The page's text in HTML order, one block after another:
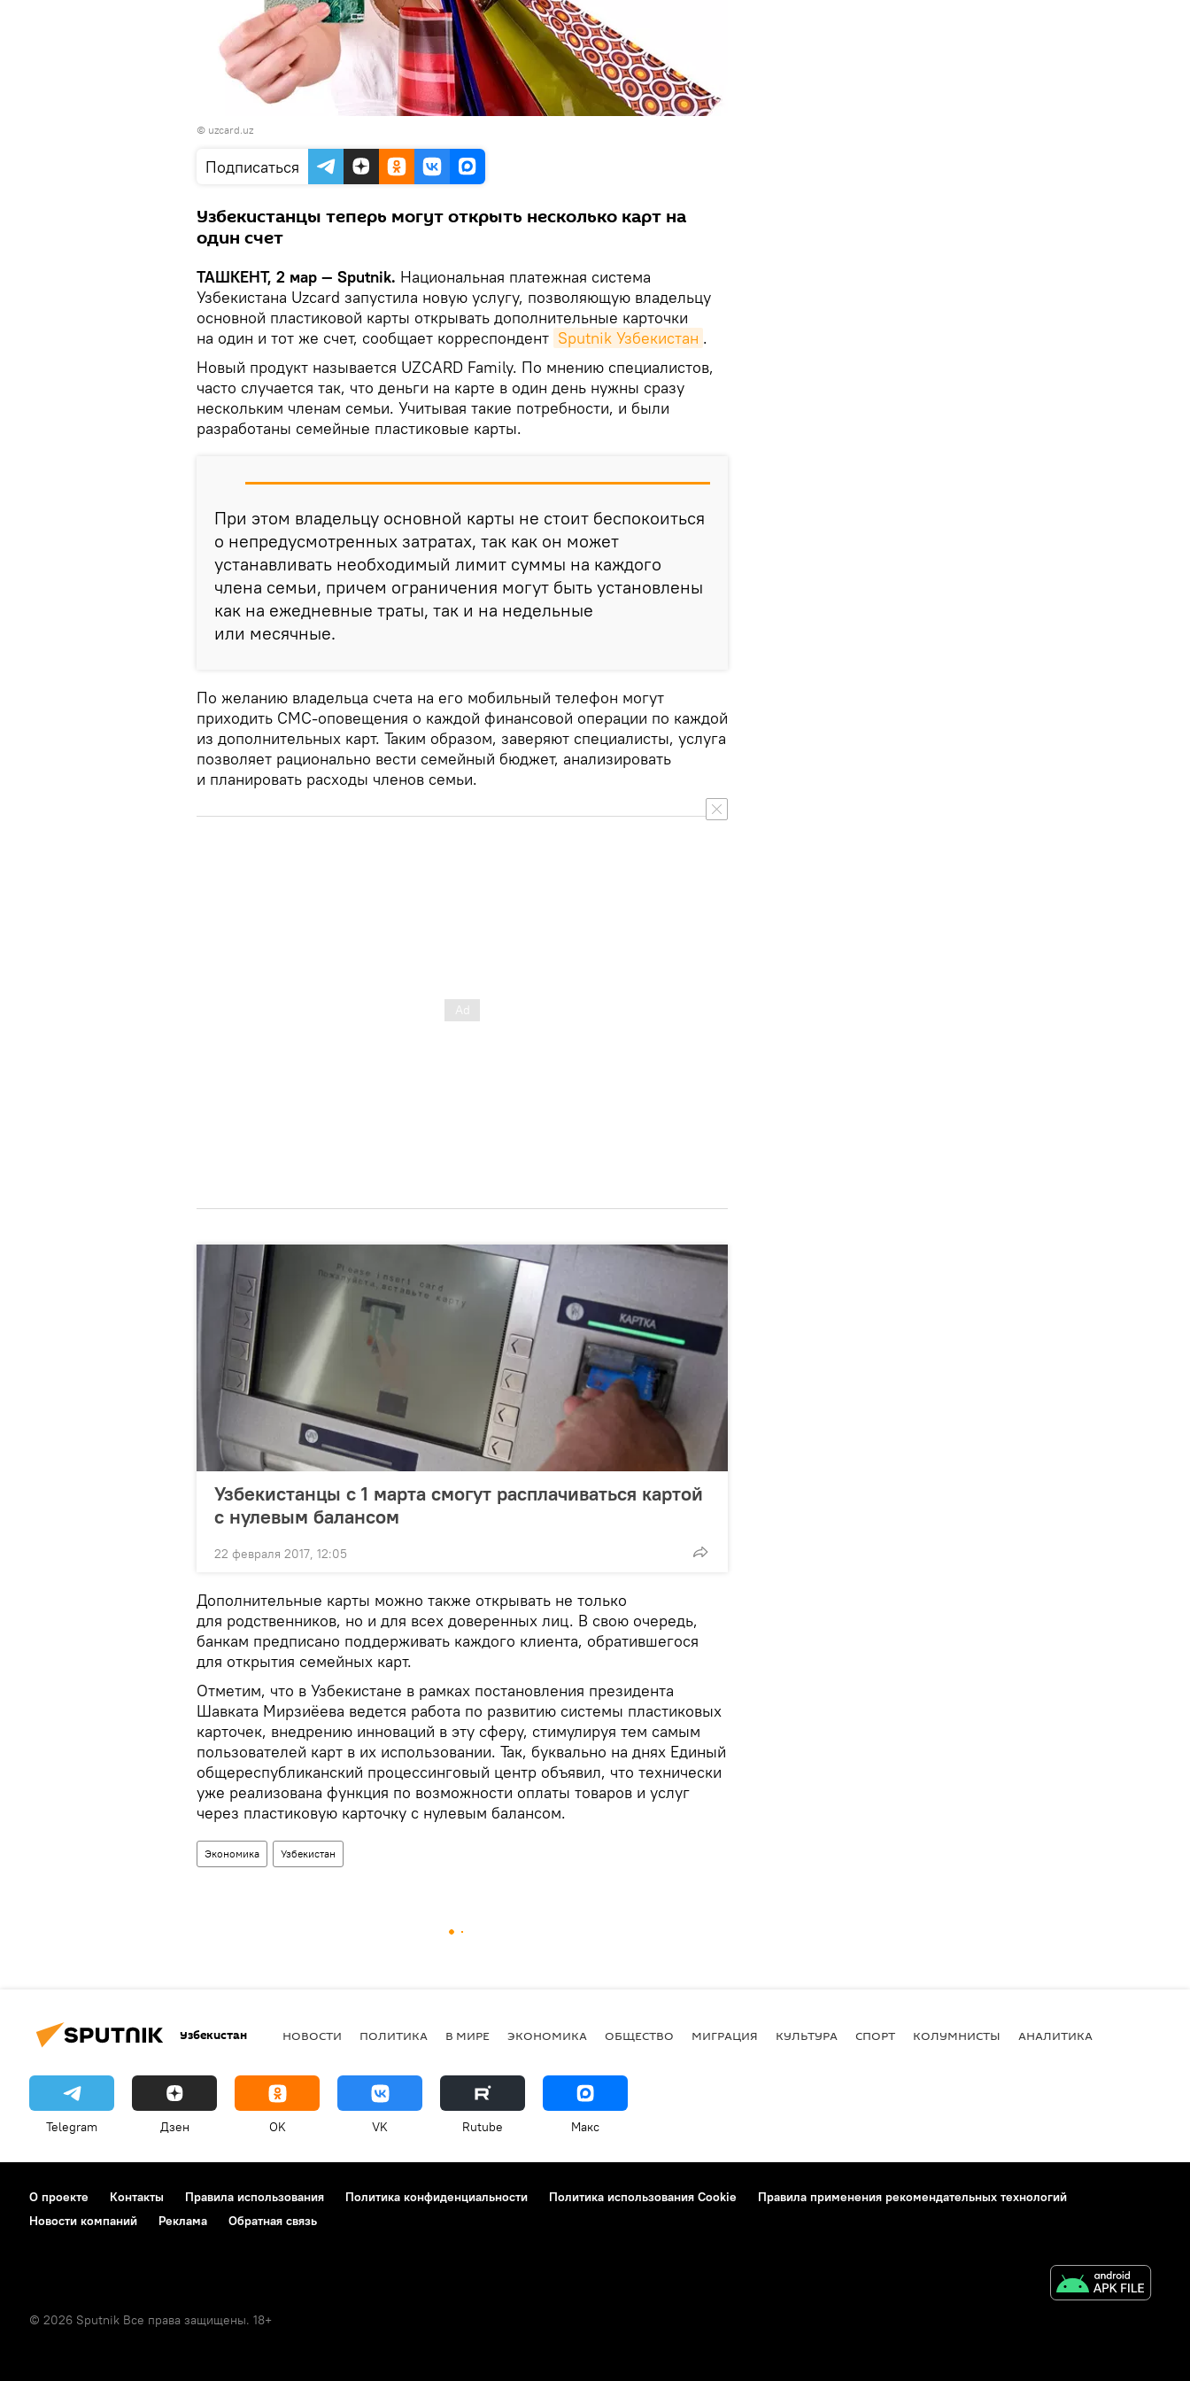
© uzcard.uz
Подписаться
Узбекистанцы теперь могут открыть несколько карт на
один счет
ТАШКЕНТ, 2 мар — Sputnik. Национальная платежная система
Узбекистана Uzcard запустила новую услугу, позволяющую владельцу
основной пластиковой карты открывать дополнительные карточки
на один и тот же счет, сообщает корреспондент Sputnik Узбекистан .
Новый продукт называется UZCARD Family. По мнению специалистов,
часто случается так, что деньги на карте в один день нужны сразу
нескольким членам семьи. Учитывая такие потребности, и были
разработаны семейные пластиковые карты.
При этом владельцу основной карты не стоит беспокоиться
о непредусмотренных затратах, так как он может
устанавливать необходимый лимит суммы на каждого
члена семьи, причем ограничения могут быть установлены
как на ежедневные траты, так и на недельные
или месячные.
По желанию владельца счета на его мобильный телефон могут
приходить СМС-оповещения о каждой финансовой операции по каждой
из дополнительных карт. Таким образом, заверяют специалисты, услуга
позволяет рационально вести семейный бюджет, анализировать
и планировать расходы членов семьи.
Узбекистанцы с 1 марта смогут расплачиваться картой
с нулевым балансом
22 февраля 2017, 12:05
Дополнительные карты можно также открывать не только
для родственников, но и для всех доверенных лиц. В свою очередь,
банкам предписано поддерживать каждого клиента, обратившегося
для открытия семейных карт.
Отметим, что в Узбекистане в рамках постановления президента
Шавката Мирзиёева ведется работа по развитию системы пластиковых
карточек, внедрению инноваций в эту сферу, стимулируя тем самым
пользователей карт в их использовании. Так, буквально на днях Единый
общереспубликанский процессинговый центр объявил, что технически
уже реализована функция по возможности оплаты товаров и услуг
через пластиковую карточку с нулевым балансом.
Экономика Узбекистан
Узбекистан НОВОСТИ ПОЛИТИКА В МИРЕ ЭКОНОМИКА ОБЩЕСТВО МИГРАЦИЯ КУЛЬТУРА СПОРТ КОЛУМНИСТЫ АНАЛИТИКА
Telegram Дзен OK VK Rutube Макс
О проекте Контакты Правила использования Политика конфиденциальности Политика использования Cookie
Правила применения рекомендательных технологий
Новости компаний
Реклама Обратная связь
© 2026 Sputnik Все права защищены. 18+